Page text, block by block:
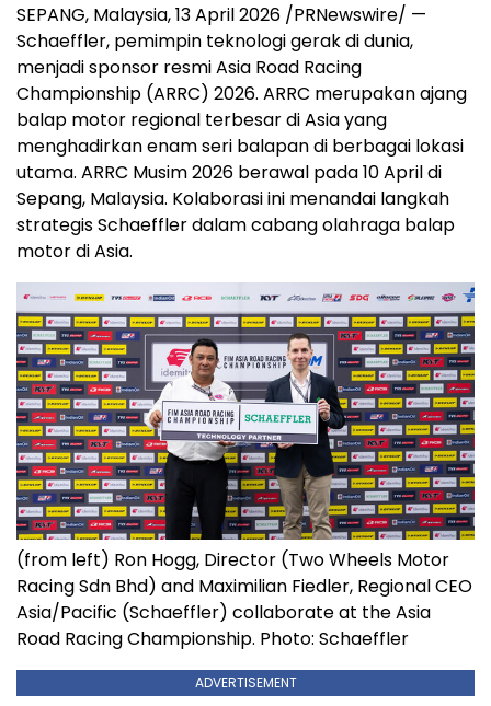
SEPANG, Malaysia, 13 April 2026 /PRNewswire/ —
Schaeffler, pemimpin teknologi gerak di dunia,
menjadi sponsor resmi Asia Road Racing
Championship (ARRC) 2026. ARRC merupakan ajang
balap motor regional terbesar di Asia yang
menghadirkan enam seri balapan di berbagai lokasi
utama. ARRC Musim 2026 berawal pada 10 April di
Sepang, Malaysia. Kolaborasi ini menandai langkah
strategis Schaeffler dalam cabang olahraga balap
motor di Asia.
(from left) Ron Hogg, Director (Two Wheels Motor
Racing Sdn Bhd) and Maximilian Fiedler, Regional CEO
Asia/Pacific (Schaeffler) collaborate at the Asia
Road Racing Championship. Photo: Schaeffler
ADVERTISEMENT